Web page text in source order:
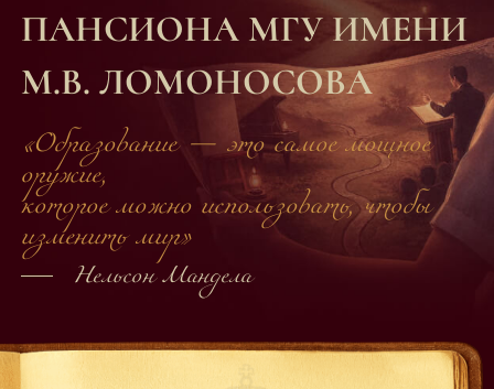
ПАНСИОНА МГУ ИМЕНИ
М.В. ЛОМОНОСОВА
«Образование — это самое мощное
оружие,
которое можно использовать, чтобы
изменить мир»
Нельсон Мандела